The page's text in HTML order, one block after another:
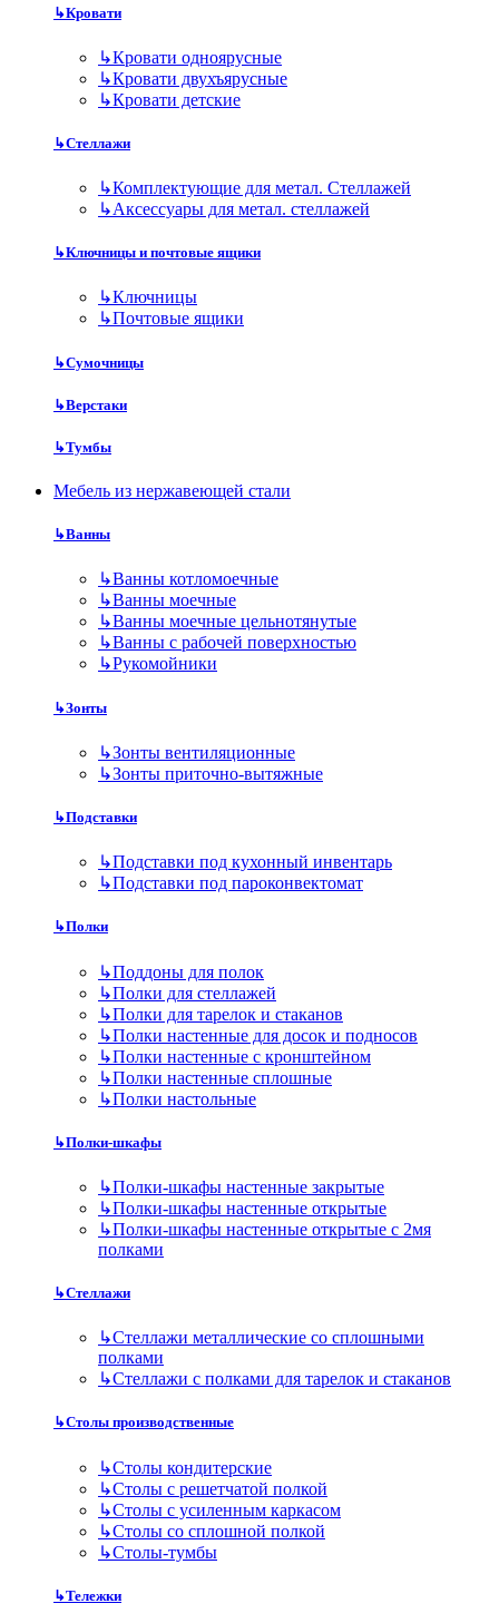
↳Кровати
↳Кровати одноярусные
↳Кровати двухъярусные
↳Кровати детские
↳Стеллажи
↳Комплектующие для метал. Стеллажей
↳Аксессуары для метал. стеллажей
↳Ключницы и почтовые ящики
↳Ключницы
↳Почтовые ящики
↳Сумочницы
↳Верстаки
↳Тумбы
Мебель из нержавеющей стали
↳Ванны
↳Ванны котломоечные
↳Ванны моечные
↳Ванны моечные цельнотянутые
↳Ванны с рабочей поверхностью
↳Рукомойники
↳Зонты
↳Зонты вентиляционные
↳Зонты приточно-вытяжные
↳Подставки
↳Подставки под кухонный инвентарь
↳Подставки под пароконвектомат
↳Полки
↳Поддоны для полок
↳Полки для стеллажей
↳Полки для тарелок и стаканов
↳Полки настенные для досок и подносов
↳Полки настенные с кронштейном
↳Полки настенные сплошные
↳Полки настольные
↳Полки-шкафы
↳Полки-шкафы настенные закрытые
↳Полки-шкафы настенные открытые
↳Полки-шкафы настенные открытые с 2мя
полками
↳Стеллажи
↳Стеллажи металлические со сплошными
полками
↳Стеллажи с полками для тарелок и стаканов
↳Столы производственные
↳Столы кондитерские
↳Столы с решетчатой полкой
↳Столы с усиленным каркасом
↳Столы со сплошной полкой
↳Столы-тумбы
↳Тележки